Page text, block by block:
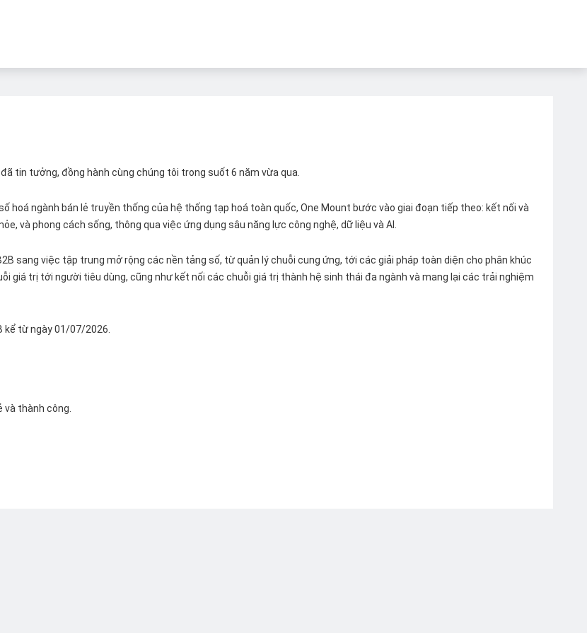
tin tưởng, đồng hành cùng chúng tôi trong suốt 6 năm vừa qua.
hoá ngành bán lẻ truyền thống của hệ thống tạp hoá toàn quốc, One Mount bước vào giai đoạn tiếp theo: kết nối và
và phong cách sống, thông qua việc ứng dụng sâu năng lực công nghệ, dữ liệu và AI.
sang việc tập trung mở rộng các nền tảng số, từ quản lý chuỗi cung ứng, tới các giải pháp toàn diện cho phân khúc
trị tới người tiêu dùng, cũng như kết nối các chuỗi giá trị thành hệ sinh thái đa ngành và mang lại các trải nghiệm
kể từ ngày 01/07/2026.
thành công.